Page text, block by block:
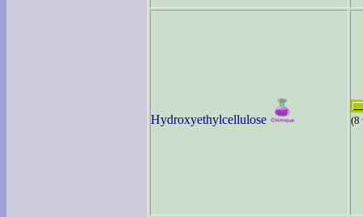
Hydroxyethylcellulose (8